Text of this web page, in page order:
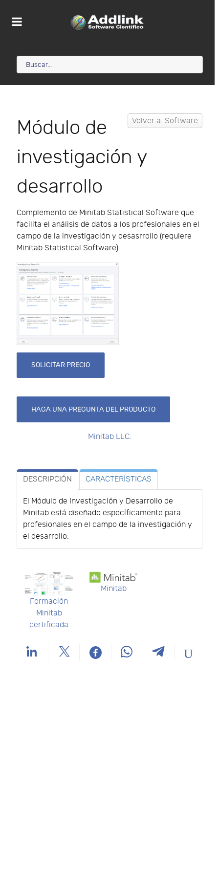
Volver a: Software
Módulo de
investigación y
desarrollo
Complemento de Minitab Statistical Software que
facilita el análisis de datos a los profesionales en el
campo de la investigación y desasrrollo (requiere
Minitab Statistical Software)
SOLICITAR PRECIO
HAGA UNA PREGUNTA DEL PRODUCTO
Minitab LLC.
DESCRIPCIÓN CARACTERÍSTICAS
El Módulo de Investigación y Desarrollo de
Minitab está diseñado específicamente para
profesionales en el campo de la investigación y
el desarrollo.
Formación
Minitab
certificada
Minitab